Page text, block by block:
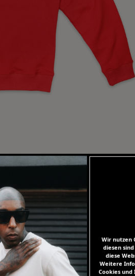
Wir nutzen
diesen
diese
Weitere
Cookies